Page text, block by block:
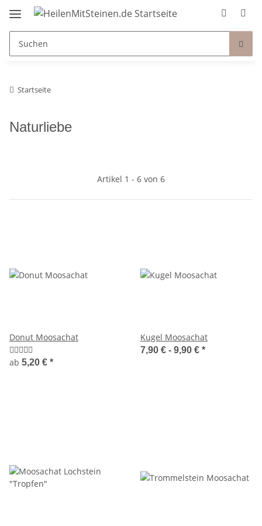
Startseite
Naturliebe
Artikel 1 - 6 von 6
Donut Moosachat
ab 5,20 € *
Kugel Moosachat
7,90 € - 9,90 € *